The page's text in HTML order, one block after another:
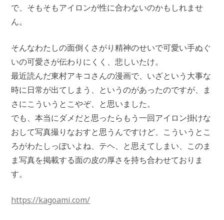
で、そもそもアイロンが性に合わないのかもしれませ
ん。
そんなわたしの面倒くさがり精神のせいで可愛い手ぬぐ
いの可愛さが伝わりにくく、悲しいたけ。
最近読んだ東村アキコさんの漫画で、いざという大事な
時に日常が出てしまう、というのがあったのですが、ま
さにこういうとこやぞ、と思いました。
でも、本当にダメだと思ったらもう一回アイロン掛けな
おして写真撮りなおすと思うんですけど、こういうとこ
ろがわたしっぽいよね、テヘ、と思えてしまい、このま
ま写真を掲載する面の皮の厚さを持ち合わせておりま
す。
https://kagoami.com/